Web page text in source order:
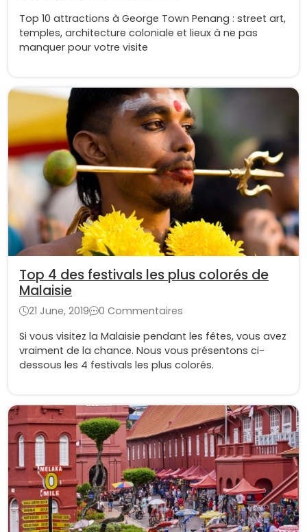
Top 10 attractions à George Town Penang : street art,
temples, architecture coloniale et lieux à ne pas
manquer pour votre visite
Top 4 des festivals les plus colorés de
Malaisie
21 June, 2019
0 Commentaires
Si vous visitez la Malaisie pendant les fêtes, vous avez
vraiment de la chance. Nous vous présentons ci-
dessous les 4 festivals les plus colorés.